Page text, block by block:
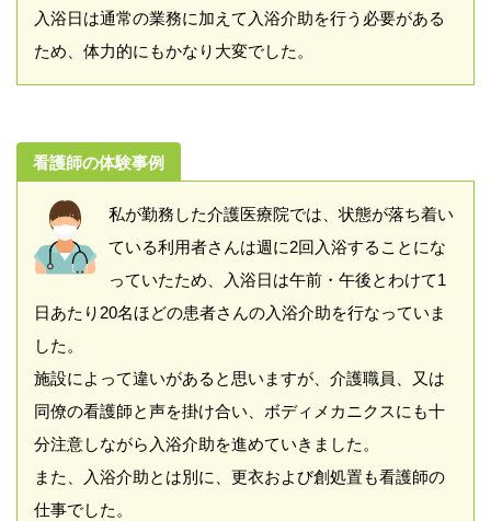
入浴日は通常の業務に加えて入浴介助を行う必要がある
ため、体力的にもかなり大変でした。
看護師の体験事例
私が勤務した介護医療院では、状態が落ち着い
ている利用者さんは週に2回入浴することにな
っていたため、入浴日は午前・午後とわけて1
日あたり20名ほどの患者さんの入浴介助を行なっていま
した。
施設によって違いがあると思いますが、介護職員、又は
同僚の看護師と声を掛け合い、ボディメカニクスにも十
分注意しながら入浴介助を進めていきました。
また、入浴介助とは別に、更衣および創処置も看護師の
仕事でした。